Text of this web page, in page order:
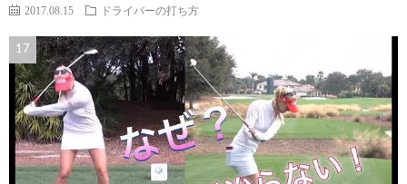
2017.08.15 ドライバーの打ち方